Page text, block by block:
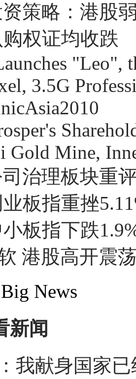
策略：港股
权证均收跌
"Leo",
3.5G
Gold Mine,
司治理板块重
板指重挫
板指下跌
港股高开震
Big News
新闻
我献身国家